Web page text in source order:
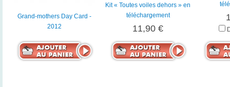
Grand-mothers Day Card -
2012
Kit « Toutes voiles dehors » en
téléchargement
11,90 €